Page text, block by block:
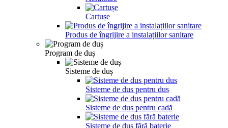
Cartușe
Produs de îngrijire a instalațiilor sanitare
Program de duș
Sisteme de duș
Sisteme de dus pentru dus
Sisteme de dus pentru cadă
Sisteme de duș fără baterie